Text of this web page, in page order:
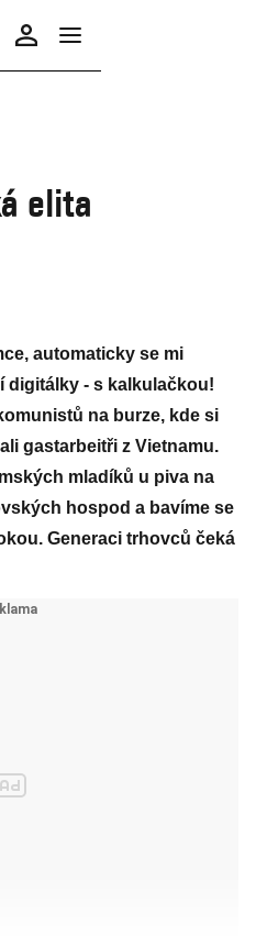
elita
automaticky se mi
digitálky - s kalkulačkou!
na burze, kde si
gastarbeitři z Vietnamu.
mladíků u piva na
hospod a bavíme se
Generaci trhovců čeká